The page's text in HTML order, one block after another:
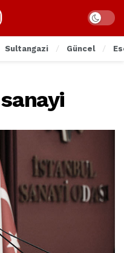
Sultangazi Güncel